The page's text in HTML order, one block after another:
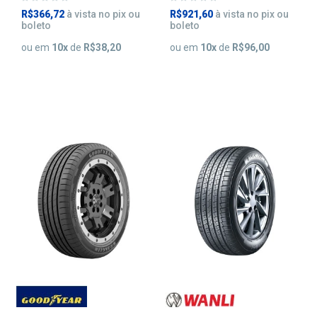
R$366,72 à vista no pix ou
boleto
ou em 10x de R$38,20
R$921,60 à vista no pix ou
boleto
ou em 10xde R$96,00